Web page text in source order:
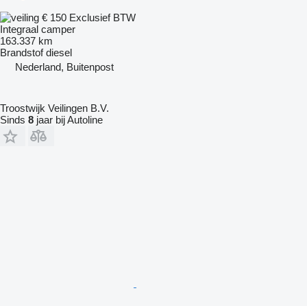
€ 150 Exclusief BTW
Integraal camper
163.337 km
Brandstof diesel
Nederland, Buitenpost
Troostwijk Veilingen B.V.
Sinds 8 jaar bij Autoline